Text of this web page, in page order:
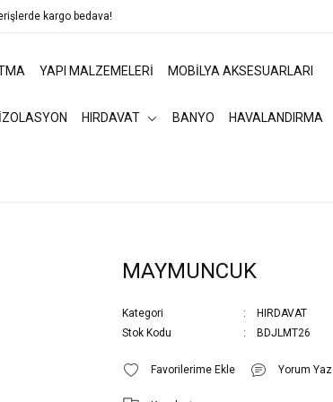
kargo bedava!
YAPI MALZEMELERİ MOBİLYA AKSESUARLARI
İZOLASYON HIRDAVAT BANYO HAVALANDIRMA
MAYMUNCUK
Kategori
HIRDAVAT
Stok Kodu
BDJLMT26
Yorum Yaz